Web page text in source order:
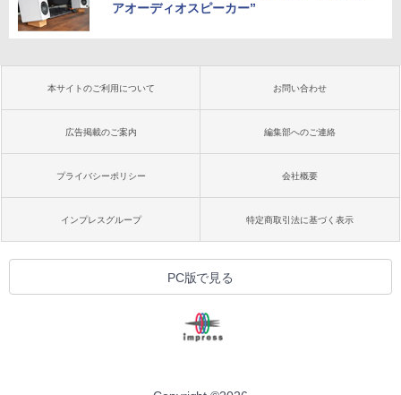
アオーディオスピーカー”
本サイトのご利用について お問い合わせ
広告掲載のご案内 編集部へのご連絡
プライバシーポリシー 会社概要
インプレスグループ 特定商取引法に基づく表示
PC版で見る